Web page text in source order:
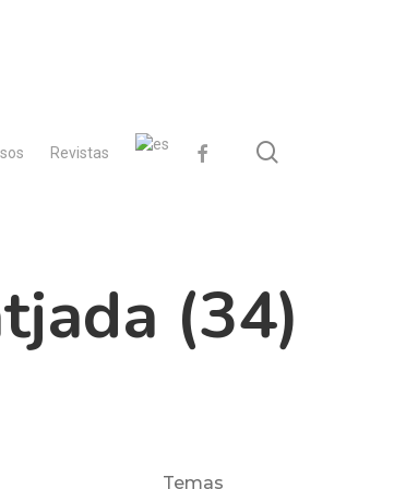
Revistas facebook
(34)
Temas